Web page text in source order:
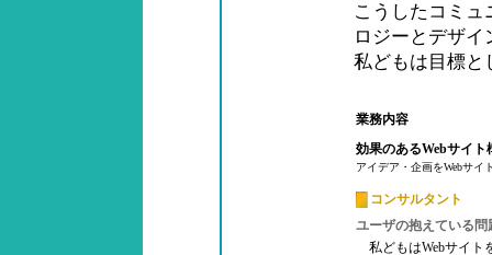
こうしたコミ
ロジーとデザ
私どもは目標と
業務内容
効果のあるWebサイト
アイデア・企画をWebサイ
コンサルタント
ユーザの抱えている問
私どもはWebサイト